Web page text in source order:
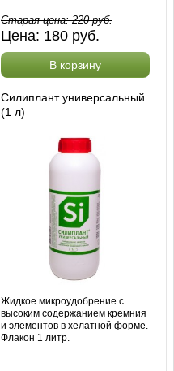
Старая цена:220руб.
Цена: 180 руб.
В корзину
Силиплант универсальный
(1 л)
Жидкое микроудобрение с
высоким содержанием кремния
и элементов в хелатной форме.
Флакон 1 литр.